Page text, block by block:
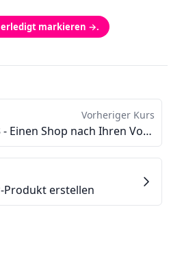
erledigt markieren →.
Vorheriger Kurs
1.3 - Einen Shop nach Ihren Vorstellungen gestalten
Produkt erstellen